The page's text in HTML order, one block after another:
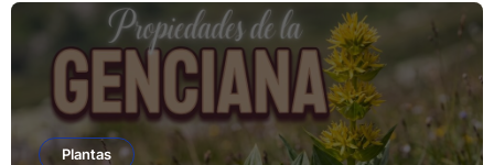
Plantas